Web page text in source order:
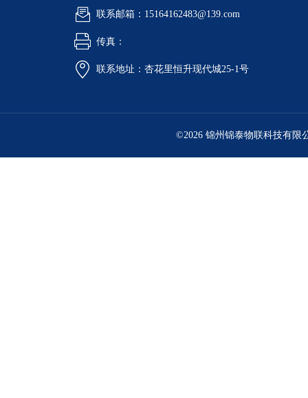
联系邮箱：15164162483@139.com
传真：
联系地址：杏花里恒升现代城25-1号
©2026 锦州锦泰物联科技有限